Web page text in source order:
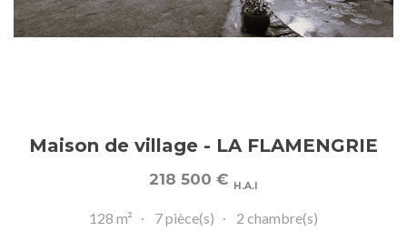
Maison de village - LA FLAMENGRIE
218 500 € H.A.I
128 m² 7 pièce(s)
2 chambre(s)